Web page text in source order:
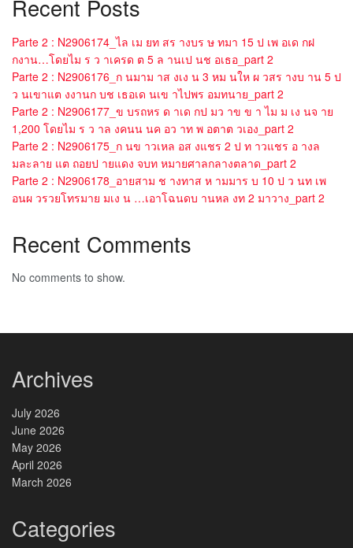
Recent Posts
Parte 2 : N2906174_ไล เม ยท สร างบร ษ ทมา 15 ป เพ อเด กฝ
กงาน…โดยไม ร ว าเครด ต 5 ล านเป นช อเธอ_part 2
Parte 2 : N2906176_ก นมาม าส งเง น 3 หม นให ผ วสร างบ าน 5 ป
ว นเขาแต งงานก บช เธอเด นเข าไปพร อมทนาย_part 2
Parte 2 : N2906177_ข บรถหร ด าเด กป มว าข ข า ไม ม เง นจ าย
1,200 โดยไม ร ว าล งคนน นค อว าท พ อตาต วเอง_part 2
Parte 2 : N2906175_ก นข าวเหล อส งแชร 2 ป ท าวแชร อ างล
มละลาย แต ถอยป ายแดง จบท หมายศาลกลางตลาด_part 2
Parte 2 : N2906178_อายสาม ช างทาส ห ามมาร บ 10 ป ว นท เพ
อนผ วรวยโทรมาย มเง น …เอาโฉนดบ านหล งท 2 มาวาง_part 2
Recent Comments
No comments to show.
Archives
July 2026
June 2026
May 2026
April 2026
March 2026
Categories